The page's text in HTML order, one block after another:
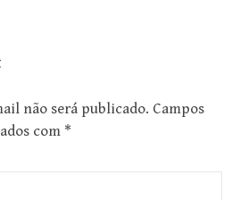
não será publicado. Campos
com *